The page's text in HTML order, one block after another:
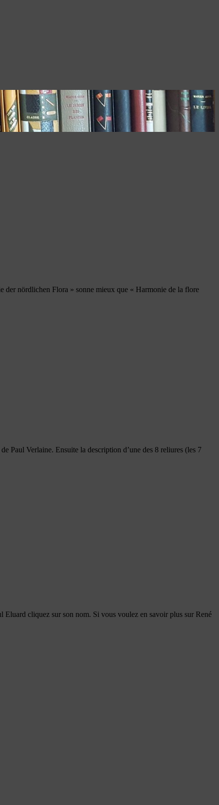
der nördlichen Flora » sonne mieux que « Harmonie de la flore
Paul Verlaine. Ensuite la description d’une des 8 reliures (les 7
cliquez sur son nom. Si vous voulez en savoir plus sur René